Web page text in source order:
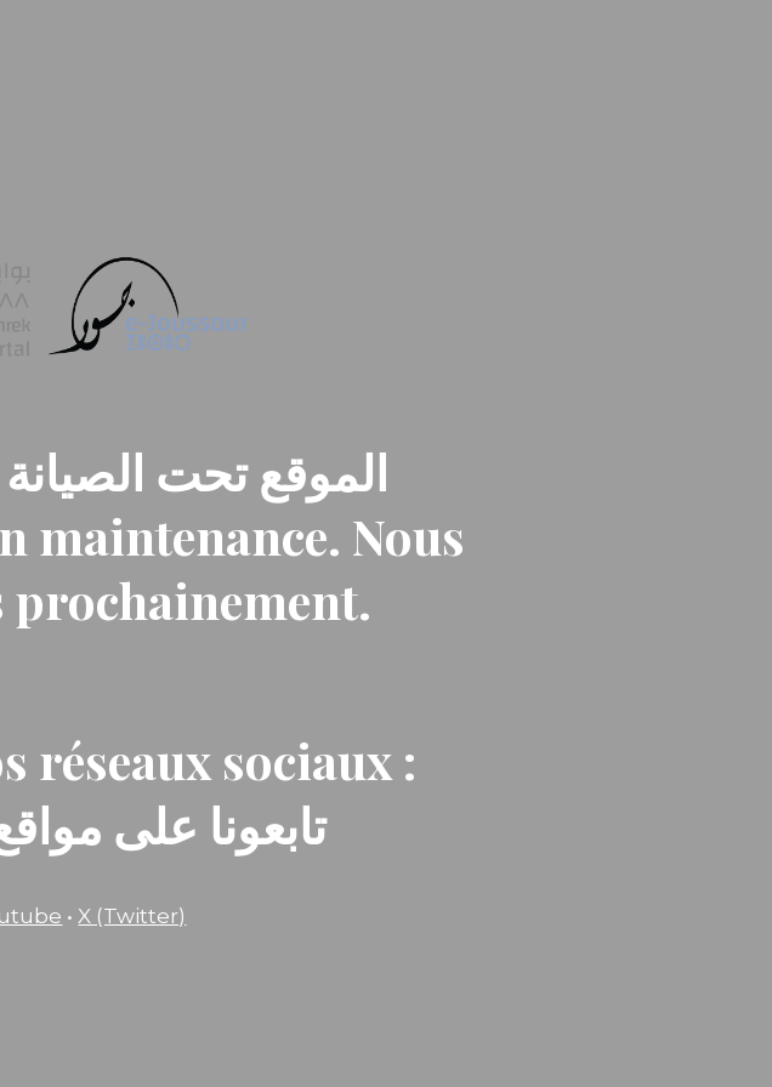
الموقع تحت
maintenance. Nous
prochainement.
réseaux sociaux :
: تابعونا على
• X (Twitter)